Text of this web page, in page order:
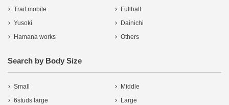
Trail mobile
Fullhalf
Yusoki
Dainichi
Hamana works
Others
Search by Body Size
Small
Middle
6studs large
Large